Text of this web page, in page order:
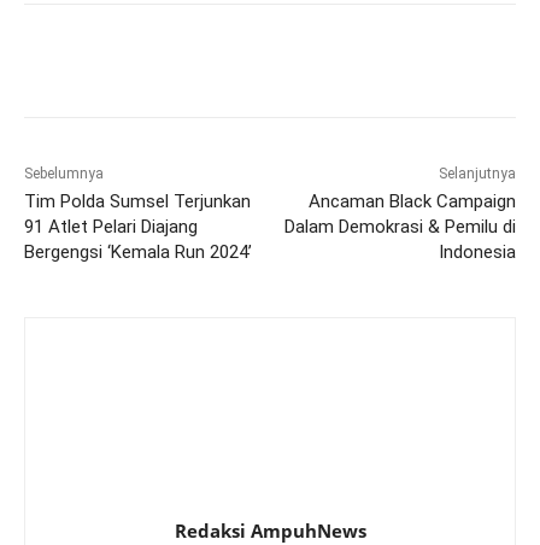
Sebelumnya
Tim Polda Sumsel Terjunkan
91 Atlet Pelari Diajang
Bergengsi ‘Kemala Run 2024’
Selanjutnya
Ancaman Black Campaign
Dalam Demokrasi & Pemilu di
Indonesia
Redaksi AmpuhNews